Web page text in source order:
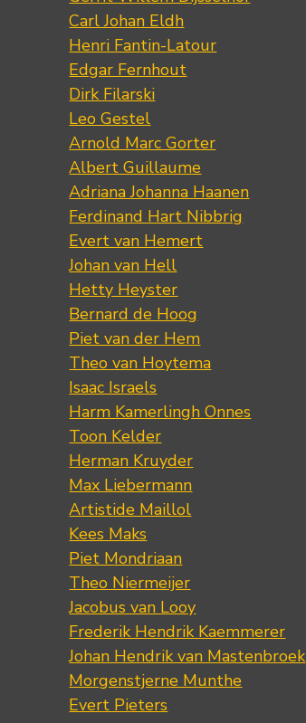
Carl Johan Eldh
Henri Fantin-Latour
Edgar Fernhout
Dirk Filarski
Leo Gestel
Arnold Marc Gorter
Albert Guillaume
Adriana Johanna Haanen
Ferdinand Hart Nibbrig
Evert van Hemert
Johan van Hell
Hetty Heyster
Bernard de Hoog
Piet van der Hem
Theo van Hoytema
Isaac Israels
Harm Kamerlingh Onnes
Toon Kelder
Herman Kruyder
Max Liebermann
Artistide Maillol
Kees Maks
Piet Mondriaan
Theo Niermeijer
Jacobus van Looy
Frederik Hendrik Kaemmerer
Johan Hendrik van Mastenbroek
Morgenstjerne Munthe
Evert Pieters